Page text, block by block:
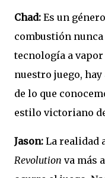
Chad: Es un
combustión
tecnología a
nuestro juego,
de lo que
estilo victoriano
Jason: La realidad
Revolution va más